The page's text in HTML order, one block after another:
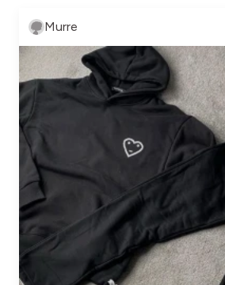
Murre